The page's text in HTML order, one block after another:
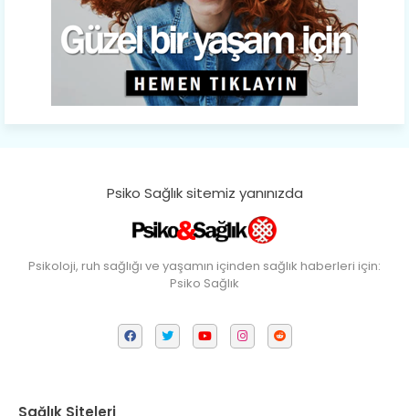
Psiko Sağlık sitemiz yanınızda
Psikoloji, ruh sağlığı ve yaşamın içinden sağlık haberleri için:
Psiko Sağlık
Sağlık Siteleri